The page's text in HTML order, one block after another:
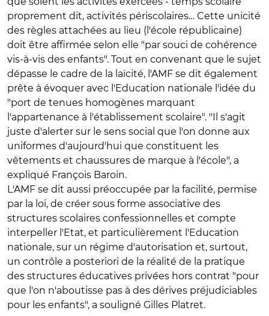
proprement dit, activités périscolaires… Cette unicité
des règles attachées au lieu (l'école républicaine)
doit être affirmée selon elle "par souci de cohérence
vis-à-vis des enfants". Tout en convenant que le sujet
dépasse le cadre de la laïcité, l'AMF se dit également
prête à évoquer avec l'Education nationale l'idée du
"port de tenues homogènes marquant
l'appartenance à l'établissement scolaire". "Il s'agit
juste d'alerter sur le sens social que l'on donne aux
uniformes d'aujourd'hui que constituent les
vêtements et chaussures de marque à l'école", a
expliqué François Baroin.
L'AMF se dit aussi préoccupée par la facilité, permise
par la loi, de créer sous forme associative des
structures scolaires confessionnelles et compte
interpeller l'Etat, et particulièrement l'Education
nationale, sur un régime d'autorisation et, surtout,
un contrôle a posteriori de la réalité de la pratique
des structures éducatives privées hors contrat "pour
que l'on n'aboutisse pas à des dérives préjudiciables
pour les enfants", a souligné Gilles Platret.